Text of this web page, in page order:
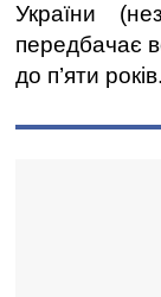
України
передбачає
до п’яти років.